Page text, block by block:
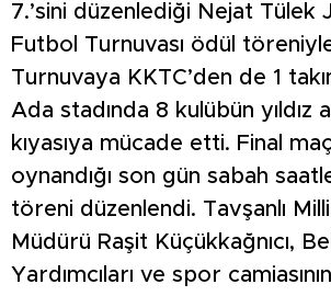
7.’sini düzenlediği Nejat Tülek
Futbol Turnuvası ödül
Turnuvaya KKTC’den de 1
Ada stadında 8 kulübün yıldız
kıyasıya mücade etti. Final
oynandığı son gün sabah
töreni düzenlendi. Tavşanlı
Müdürü Raşit Küçükkağnıcı,
Yardımcıları ve spor camiasının